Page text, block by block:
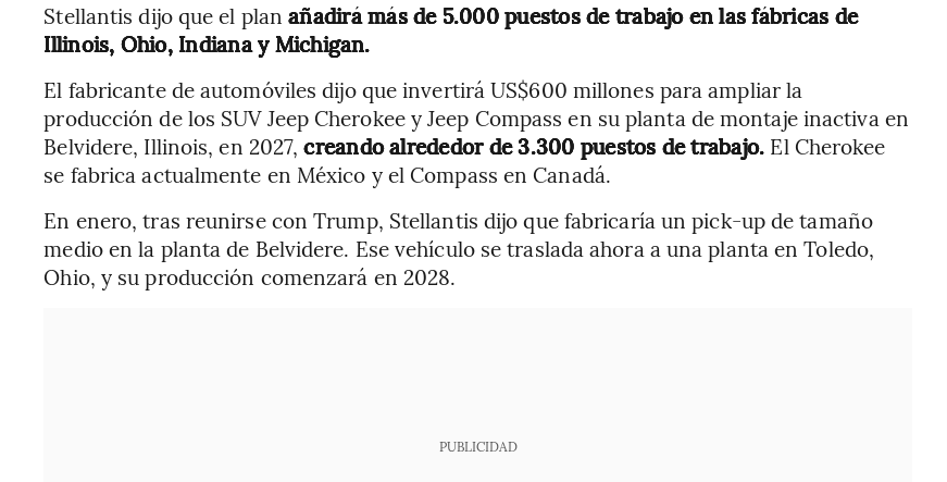
Stellantis dijo que el planañadirá más de 5.000 puestos de trabajo en las fábricas de
Illinois, Ohio, Indiana y Michigan.
El fabricante de automóviles dijo que invertirá US$600 millones para ampliar la
producción de los SUV Jeep Cherokee y Jeep Compass en su planta de montaje inactiva en
Belvidere, Illinois, en 2027,creando alrededor de 3.300 puestos de trabajo. El Cherokee
se fabrica actualmente en México y el Compass en Canadá.
En enero, tras reunirse con Trump, Stellantis dijo que fabricaría un pick-up de tamaño
medio en la planta de Belvidere. Ese vehículo se traslada ahora a una planta en Toledo,
Ohio, y su producción comenzará en 2028.
PUBLICIDAD